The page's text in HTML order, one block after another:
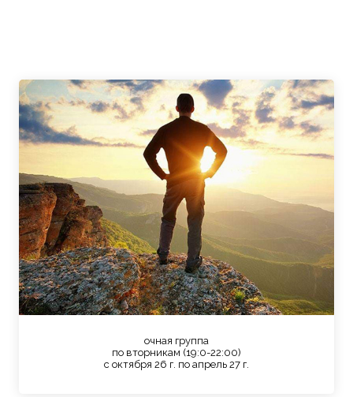
очная группа
по вторникам (19:0-22:00)
с октября 26 г. по апрель 27 г.